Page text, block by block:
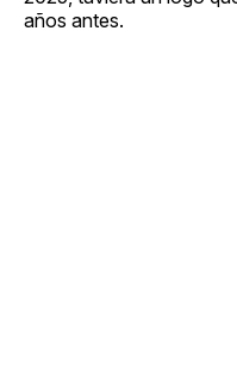
años antes.